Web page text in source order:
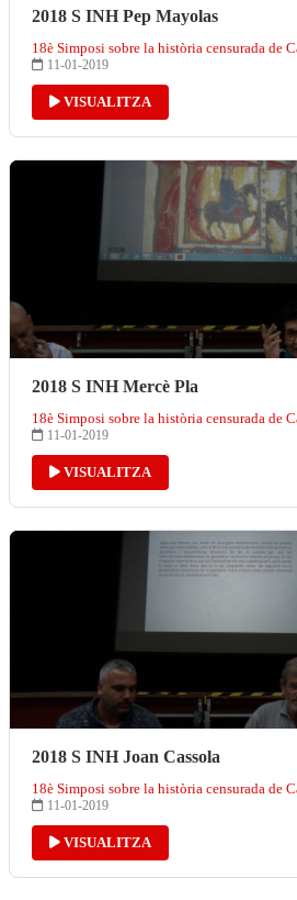
2018 S INH Pep Mayolas
18è Simposi sobre la història censurada de
11-01-2019
VISUALITZA
2018 S INH Mercè Pla
18è Simposi sobre la història censurada de
11-01-2019
VISUALITZA
2018 S INH Joan Cassola
18è Simposi sobre la història censurada de
11-01-2019
VISUALITZA